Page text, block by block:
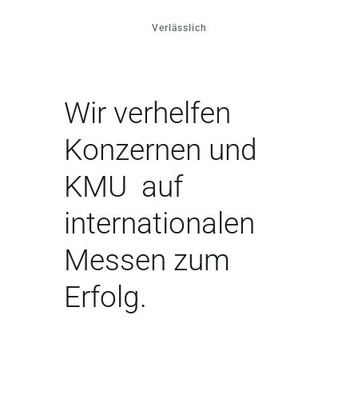
Verlässlich
Wir verhelfen
Konzernen und
KMU auf
internationalen
Messen zum
Erfolg.